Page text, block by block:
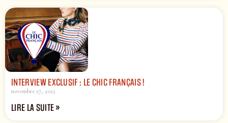
INTERVIEW EXCLUSIF : LE CHIC FRANÇAIS !
novembre 27, 2025
LIRE LA SUITE »